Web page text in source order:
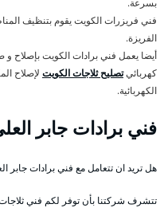
بسرعة.
فني فريزرات الكويت يقوم بتنظيف
الفريزة.
أيضا يعمل فني برادات الكويت بإصلاح و
كهربائيتصليح ثلاجات الكويت لإصلاح
الكهربائية.
فني برادات جابر
هل تريد ان تتعامل مع فني برادات جابر
تتشرف شركتنا بأن توفر لكم فني